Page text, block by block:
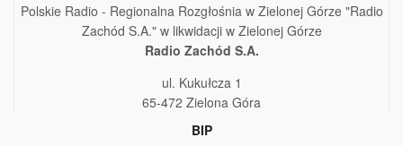
Polskie Radio - Regionalna Rozgłośnia w Zielonej Górze "Radio
Zachód S.A." w likwidacji w Zielonej Górze
Radio Zachód S.A.
ul. Kukułcza 1
65-472 Zielona Góra
BIP